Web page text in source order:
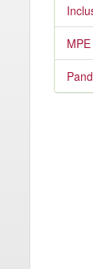
MPE